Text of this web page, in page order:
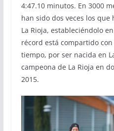
4:47.10 minutos. En 3000
han sido dos veces los
La Rioja, estableciéndolo
récord está compartido
tiempo, por ser nacida en
campeona de La Rioja en
2015.